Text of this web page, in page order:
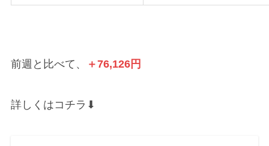
前週と比べて、 ＋76,126円
詳しくはコチラ⬇︎